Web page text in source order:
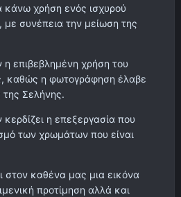
χρήση ενός ισχυρού
με συνέπεια την μείωση της
επιβεβλημένη χρήση του
καθώς η φωτογράφηση έλαβε
Σελήνης.
κερδίζει η επεξεργασία που
των χρωμάτων που είναι
στον καθένα μας μια εικόνα
προτίμηση αλλά και